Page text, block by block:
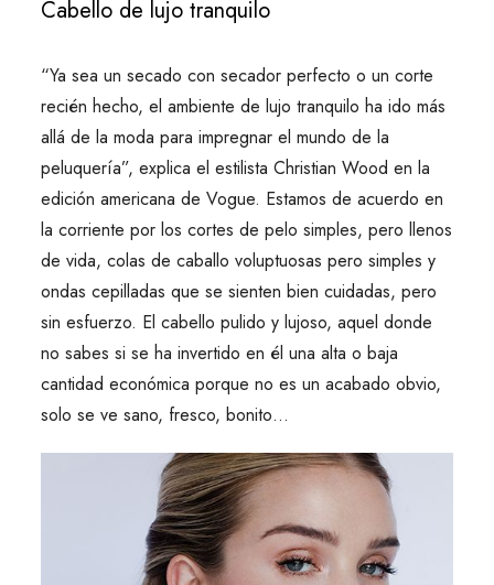
Cabello de lujo tranquilo
“Ya sea un secado con secador perfecto o un corte
recién hecho, el ambiente de lujo tranquilo ha ido más
allá de la moda para impregnar el mundo de la
peluquería”, explica el estilista Christian Wood en la
edición americana de Vogue. Estamos de acuerdo en
la corriente por los cortes de pelo simples, pero llenos
de vida, colas de caballo voluptuosas pero simples y
ondas cepilladas que se sienten bien cuidadas, pero
sin esfuerzo. El cabello pulido y lujoso, aquel donde
no sabes si se ha invertido en él una alta o baja
cantidad económica porque no es un acabado obvio,
solo se ve sano, fresco, bonito…